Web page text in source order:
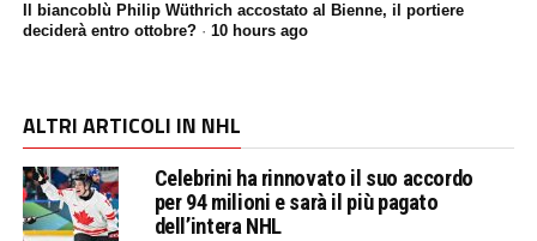
Il biancoblù Philip Wüthrich accostato al Bienne, il portiere
deciderà entro ottobre?· 10 hours ago
ALTRI ARTICOLI IN NHL
Celebrini ha rinnovato il suo accordo
per 94 milioni e sarà il più pagato
dell’intera NHL